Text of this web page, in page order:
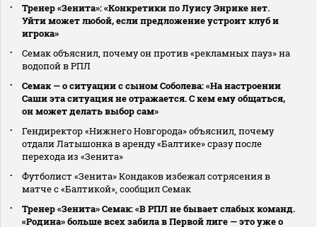
Тренер «Зенита»: «Конкретики по Луису Энрике нет.
Уйти может любой, если предложение устроит клуб и
игрока»
Семак объяснил, почему он против «рекламных пауз» на
водопой в РПЛ
Семак — о ситуации с сыном Соболева: «На настроении
Саши эта ситуация не отражается. С кем ему общаться,
он может делать выбор сам»
Гендиректор «Нижнего Новгорода» объяснил, почему
отдали Латышонка в аренду «Балтике» сразу после
перехода из «Зенита»
Футболист «Зенита» Кондаков избежал сотрясения в
матче с «Балтикой», сообщил Семак
Тренер «Зенита» Семак: «В РПЛ не бывает слабых команд.
«Родина» больше всех забила в Первой лиге — это уже о